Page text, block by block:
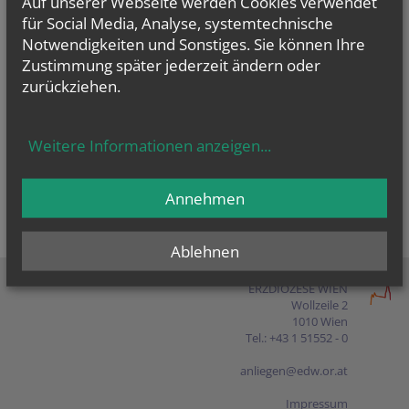
Presse
Shop
ERZDIÖZESE WIEN
Wollzeile 2
1010 Wien
Tel.: +43 1 51552 - 0
anliegen@edw.or.at
Impressum
für Social Media, Analyse, systemtechnische
Notwendigkeiten und Sonstiges. Sie können Ihre
Zustimmung später jederzeit ändern oder
zurückziehen.
Weitere Informationen anzeigen...
Ablehnen
Annehmen